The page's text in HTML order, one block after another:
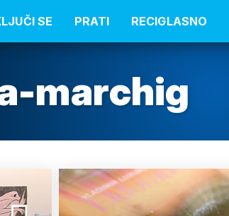
SE PRATI RECIGLASNO
marchig